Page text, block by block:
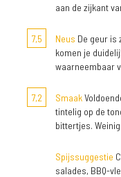
aan de zijkant
7,5 Neus De geur is
komen je
waarneembaar
7,2 Smaak
tintelig op de
bittertjes.
Spijssuggestie
salades, BBQ-